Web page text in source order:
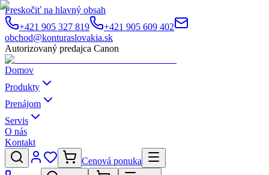
Preskočiť na hlavný obsah
+421 905 327 819
+421 905 609 402
obchod@konturaslovakia.sk
Autorizovaný predajca Canon
Domov
Produkty
Prenájom
Servis
O nás
Kontakt
Cenová ponuka